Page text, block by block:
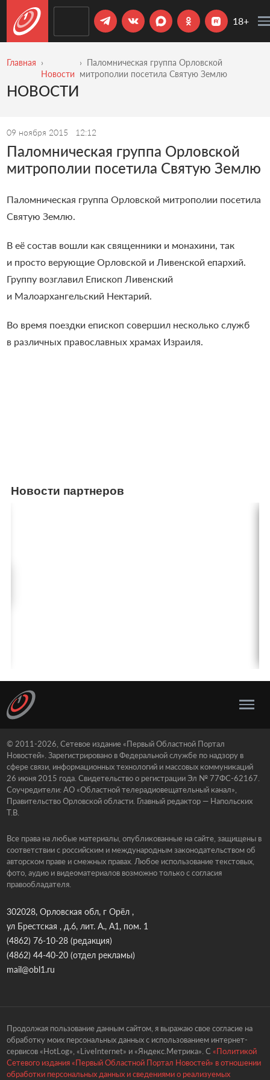
18+
Главная
Новости
Паломническая группа Орловской
митрополии посетила Святую Землю
НОВОСТИ
09 ноября 2015 12:12
Паломническая группа Орловской
митрополии посетила Святую Землю
Паломническая группа Орловской митрополии посетила
Святую Землю.
В её состав вошли как священники и монахини, так
и просто верующие Орловской и Ливенской епархий.
Группу возглавил Епископ Ливенский
и Малоархангельский Нектарий.
Во время поездки епископ совершил несколько служб
в различных православных храмах Израиля.
Новости партнеров
© 2011-2026, Сетевое издание «Первый Областной Портал
Новостей». Зарегистрировано в Федеральной службе по надзору в
сфере связи, информационных технологий и массовых коммуникаций
26 июня 2015 года. Свидетельство о регистрации Эл № 77ФС-62167.
Соучредители: АО «Областной телерадиовещательный канал»,
Правительство Орловской области. Главный редактор — Напольских
Т.В.
Все права на любые материалы, опубликованные на сайте, защищены в
соответствии с российским и международным законодательством об
авторском праве и смежных правах. Любое использование текстовых,
фото, аудио и видеоматериалов возможно только с согласия
правообладателя.
302028, Орловская обл, г Орёл ,
ул Брестская , д.6, лит. А., А1, пом. 1
(4862) 76-10-28(редакция)
(4862) 44-40-20(отдел рекламы)
mail@obl1.ru
Продолжая пользование данным сайтом, я выражаю свое согласие на
обработку моих персональных данных с использованием интернет-
сервисов «HotLog», «LiveInternet» и «Яндекс.Метрика». С «Политикой
Сетевого издания «Первый Областной Портал Новостей» в отношении
обработки персональных данных и сведениями о реализуемых